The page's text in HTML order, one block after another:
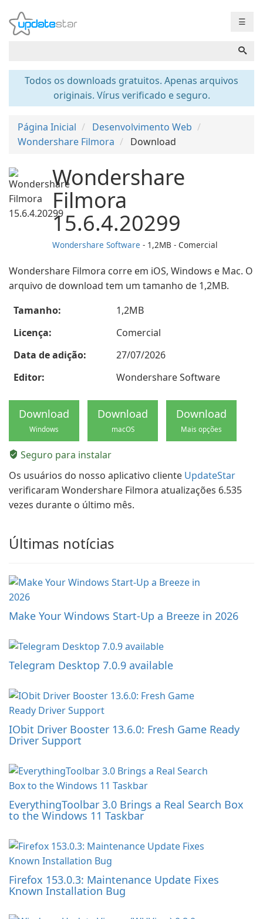
☰
Todos os downloads gratuitos. Apenas arquivos
originais. Vírus verificado e seguro.
Página Inicial
Desenvolvimento Web
Wondershare Filmora
Download
Wondershare
Filmora
15.6.4.20299
Wondershare Software - 1,2MB - Comercial
Wondershare Filmora corre em iOS, Windows e Mac. O
arquivo de download tem um tamanho de 1,2MB.
Tamanho:
1,2MB
Licença:
Comercial
Data de adição:
27/07/2026
Editor:
Wondershare Software
Download
Windows
Download
macOS
Download
Mais opções
Seguro para instalar
Os usuários do nosso aplicativo cliente UpdateStar
verificaram Wondershare Filmora atualizações 6.535
vezes durante o último mês.
Últimas notícias
Make Your Windows Start-Up a Breeze in 2026
Telegram Desktop 7.0.9 available
IObit Driver Booster 13.6.0: Fresh Game Ready
Driver Support
EverythingToolbar 3.0 Brings a Real Search Box
to the Windows 11 Taskbar
Firefox 153.0.3: Maintenance Update Fixes
Known Installation Bug